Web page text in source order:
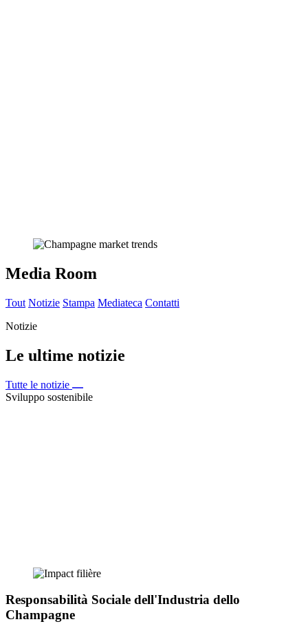
Media Room
Tout Notizie Stampa Mediateca Contatti
Notizie
Le ultime notizie
Tutte le notizie
Sviluppo sostenibile
Responsabilità Sociale dell'Industria dello
Champagne